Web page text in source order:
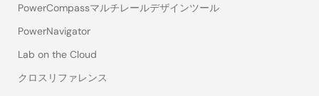
PowerCompassマルチレールデザインツール
PowerNavigator
Lab on the Cloud
クロスリファレンス